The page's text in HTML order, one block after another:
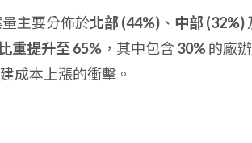
主要分佈於北部 (44%) 、 中部 (32%)
重提升至 65% ，其中包含 30%的廠
成本上漲的衝擊。